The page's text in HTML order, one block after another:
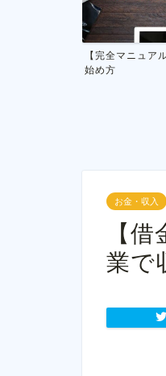
【完全マニュ
始め方
お金・収入
【
業で